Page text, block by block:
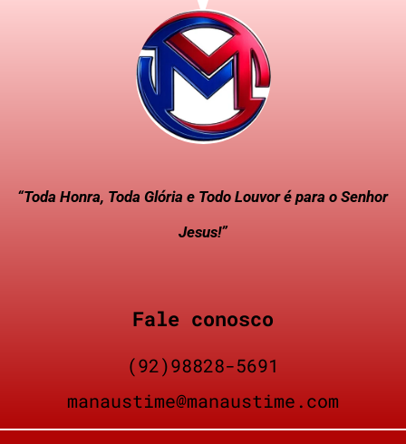
“Toda Honra, Toda Glória e Todo Louvor é para o Senhor
Jesus!”
Fale conosco
(92)98828-5691
manaustime@manaustime.com